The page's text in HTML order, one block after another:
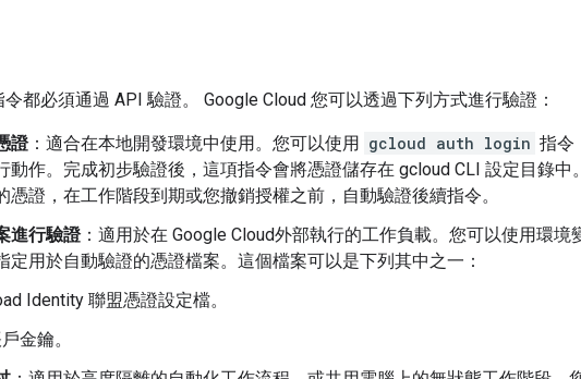
都必須通過 API 驗證。 Google Cloud 您可以透過下列方式進行驗證：
證：適合在本地開發環境中使用。您可以使用 gcloud auth login 指令
動作。完成初步驗證後，這項指令會將憑證儲存在 gcloud CLI 設定目錄中
憑證，在工作階段到期或您撤銷授權之前，自動驗證後續指令。
進行驗證：適用於在 Google Cloud外部執行的工作負載。您可以使用環境
定用於自動驗證的憑證檔案。這個檔案可以是下列其中之一：
Identity 聯盟憑證設定檔。
金鑰。